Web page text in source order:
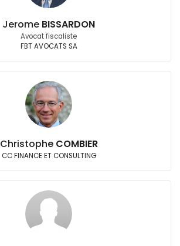
Jerome BISSARDON
Avocat fiscaliste
FBT AVOCATS SA
Christophe COMBIER
CC FINANCE ET CONSULTING